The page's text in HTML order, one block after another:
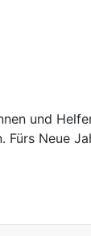
und
Fürs Neue